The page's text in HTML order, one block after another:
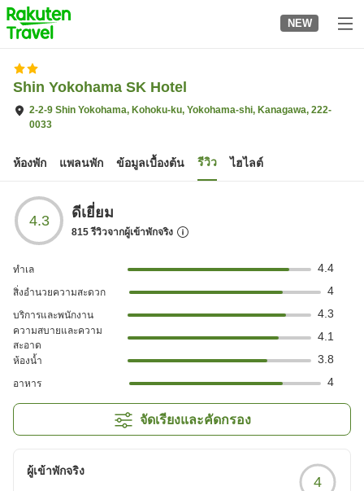
to
top
page
NEW
Shin Yokohama SK Hotel
2-2-9 Shin Yokohama, Kohoku-ku, Yokohama-shi, Kanagawa, 222-
0033
ห้องพัก แพลนพัก ข้อมูลเบื้องต้น รีวิว ไฮไลต์
4.3 ดีเยี่ยม
815รีวิวจากผู้เข้าพักจริง
ทำเล 4.4
สิ่งอำนวยความสะดวก 4
บริการและพนักงาน 4.3
ความสบายและความ
สะอาด
4.1
ห้องน้ำ 3.8
อาหาร 4
จัดเรียงและคัดกรอง
ผู้เข้าพักจริง
4